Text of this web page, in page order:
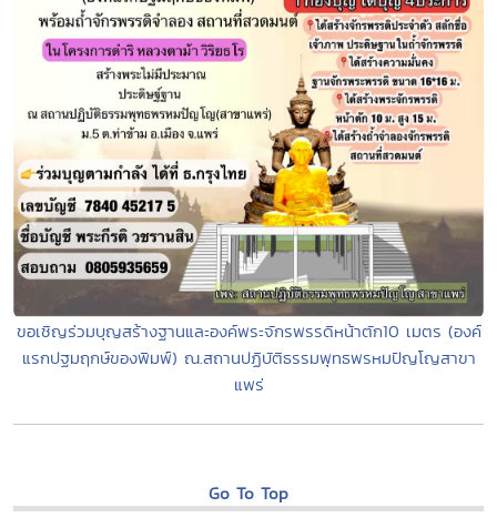
ขอเชิญร่วมบุญสร้างฐานและองค์พระจักรพรรดิหน้าตัก10 เมตร (องค์
แรกปฐมฤกษ์ของพิมพ์) ณ.สถานปฏิบัติธรรมพุทธพรหมปัญโญสาขา
แพร่
Go To Top